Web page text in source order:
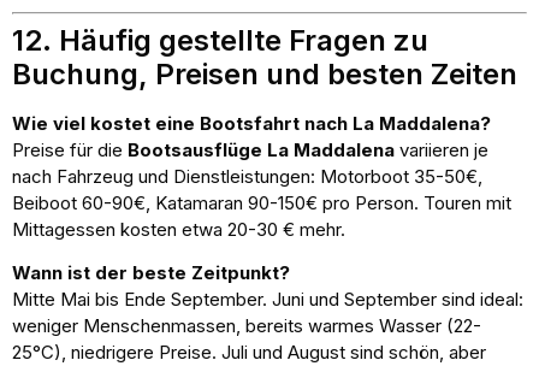
12. Häufig gestellte Fragen zu
Buchung, Preisen und besten Zeiten
Wie viel kostet eine Bootsfahrt nach La Maddalena?
Preise für die Bootsausflüge La Maddalena variieren je
nach Fahrzeug und Dienstleistungen: Motorboot 35-50€,
Beiboot 60-90€, Katamaran 90-150€ pro Person. Touren mit
Mittagessen kosten etwa 20-30 € mehr.
Wann ist der beste Zeitpunkt?
Mitte Mai bis Ende September. Juni und September sind ideal:
weniger Menschenmassen, bereits warmes Wasser (22-
25°C), niedrigere Preise. Juli und August sind schön, aber